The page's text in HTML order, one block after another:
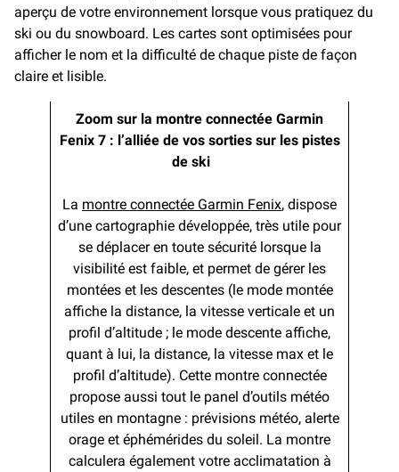
aperçu de votre environnement lorsque vous pratiquez du
ski ou du snowboard. Les cartes sont optimisées pour
afficher le nom et la difficulté de chaque piste de façon
claire et lisible.
Zoom sur la montre connectée Garmin
Fenix 7 : l’alliée de vos sorties sur les pistes
de ski
La montre connectée Garmin Fenix, dispose
d’une cartographie développée, très utile pour
se déplacer en toute sécurité lorsque la
visibilité est faible, et permet de gérer les
montées et les descentes (le mode montée
affiche la distance, la vitesse verticale et un
profil d’altitude ; le mode descente affiche,
quant à lui, la distance, la vitesse max et le
profil d’altitude). Cette montre connectée
propose aussi tout le panel d’outils météo
utiles en montagne : prévisions météo, alerte
orage et éphémérides du soleil. La montre
calculera également votre acclimatation à